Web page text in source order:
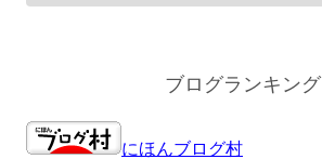
ブログランキング
にほんブログ村